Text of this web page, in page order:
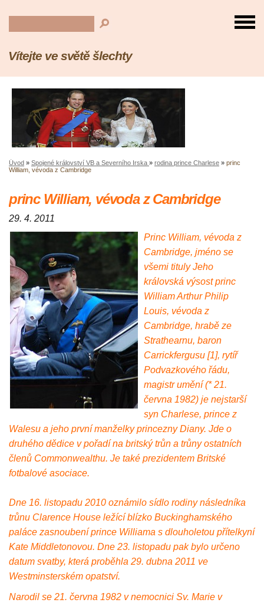
Vítejte ve světě šlechty
Úvod » Spojené království VB a Severního Irska » rodina prince Charlese » princ
William, vévoda z Cambridge
princ William, vévoda z Cambridge
29. 4. 2011
Princ William, vévoda z
Cambridge, jméno se
všemi tituly Jeho
královská výsost princ
William Arthur Philip
Louis, vévoda z
Cambridge, hrabě ze
Strathearnu, baron
Carrickfergusu [1], rytíř
Podvazkového řádu,
magistr umění (* 21.
června 1982) je nejstarší
syn Charlese, prince z
Walesu a jeho první manželky princezny Diany. Jde o
druhého dědice v pořadí na britský trůn a trůny ostatních
členů Commonwealthu. Je také prezidentem Britské
fotbalové asociace.
Dne 16. listopadu 2010 oznámilo sídlo rodiny následníka
trůnu Clarence House ležící blízko Buckinghamského
paláce zasnoubení prince Williama s dlouholetou přítelkyní
Kate Middletonovou. Dne 23. listopadu pak bylo určeno
datum svatby, která proběhla 29. dubna 2011 ve
Westminsterském opatství.
Narodil se 21. června 1982 v nemocnici Sv. Marie v